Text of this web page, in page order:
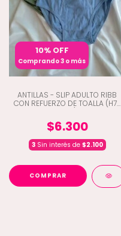
10% OFF
Comprando 3 o más
ANTILLAS - SLIP ADULTO RIBB
CON REFUERZO DE TOALLA (H7-
$6.300
3Sin interés de $2.100
COMPRAR